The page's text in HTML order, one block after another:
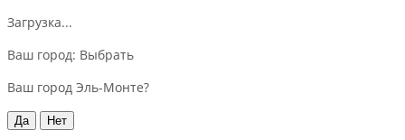
Загрузка...
Ваш город: Выбрать
Ваш город Эль-Монте?
Да Нет